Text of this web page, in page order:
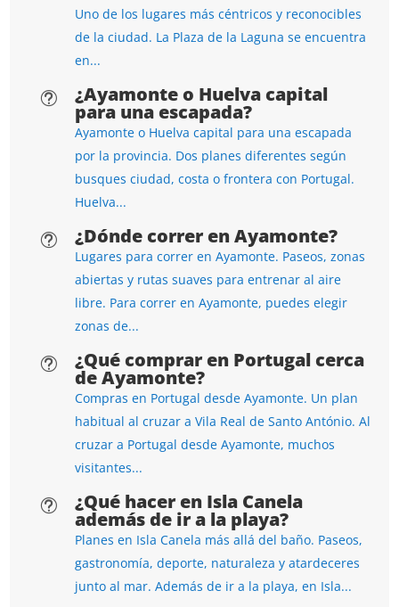
Uno de los lugares más céntricos y reconocibles
de la ciudad. La Plaza de la Laguna se encuentra
en...
t ¿Ayamonte o Huelva capital
para una escapada?
Ayamonte o Huelva capital para una escapada
por la provincia. Dos planes diferentes según
busques ciudad, costa o frontera con Portugal.
Huelva...
t ¿Dónde correr en Ayamonte?
Lugares para correr en Ayamonte. Paseos, zonas
abiertas y rutas suaves para entrenar al aire
libre. Para correr en Ayamonte, puedes elegir
zonas de...
t ¿Qué comprar en Portugal cerca
de Ayamonte?
Compras en Portugal desde Ayamonte. Un plan
habitual al cruzar a Vila Real de Santo António. Al
cruzar a Portugal desde Ayamonte, muchos
visitantes...
t ¿Qué hacer en Isla Canela
además de ir a la playa?
Planes en Isla Canela más allá del baño. Paseos,
gastronomía, deporte, naturaleza y atardeceres
junto al mar. Además de ir a la playa, en Isla...